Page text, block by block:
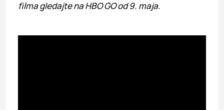
filma gledajte na HBO GO od 9. maja.